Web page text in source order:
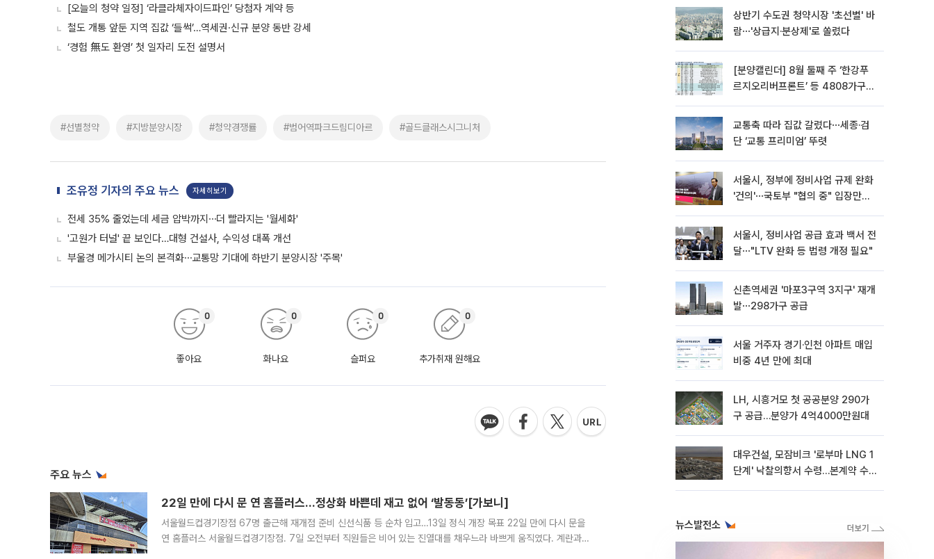
[오늘의 청약 일정] ‘라클라체자이드파인’ 당첨자 계약 등
철도 개통 앞둔 지역 집값 ‘들썩’…역세권·신규 분양 동반 강세
‘경험 無도 환영’ 첫 일자리 도전 설명서
#선별청약 #지방분양시장 #청약경쟁률 #범어역파크드림디아르 #골드클래스시그니처
조유정 기자의 주요 뉴스 자세히보기
전세 35% 줄었는데 세금 압박까지⋯더 빨라지는 '월세화'
'고원가 터널' 끝 보인다…대형 건설사, 수익성 대폭 개선
부울경 메가시티 논의 본격화⋯교통망 기대에 하반기 분양시장 '주목'
좋아요
0
화나요
0
슬퍼요
0
추가취재 원해요
0
주요 뉴스
22일 만에 다시 문 연 홈플러스…정상화 바쁜데 재고 없어 ‘발동동’[가보니]
서울월드컵경기장점 67명 출근해 재개점 준비 신선식품 등 순차 입고…13일 정식 개장 목표 22일 만에 다시 문을
연 홈플러스 서울월드컵경기장점. 7일 오전부터 직원들은 비어 있는 진열대를 채우느라 바쁘게 움직였다. 계란과
상반기 수도권 청약시장 '초선별' 바
람⋯'상급지·분상제'로 쏠렸다
[분양캘린더] 8월 둘째 주 ‘한강푸
르지오리버프론트’ 등 4808가구
교통축 따라 집값 갈렸다⋯세종·검
단 ‘교통 프리미엄’ 뚜렷
서울시, 정부에 정비사업 규제 완화
'건의'⋯국토부 "협의 중" 입장만
서울시, 정비사업 공급 효과 백서 전
달⋯"LTV 완화 등 법령 개정 필요"
신촌역세권 '마포3구역 3지구' 재개
발⋯298가구 공급
서울 거주자 경기·인천 아파트 매입
비중 4년 만에 최대
LH, 시흥거모 첫 공공분양 290가
구 공급…분양가 4억4000만원대
대우건설, 모잠비크 '로부마 LNG 1
단계' 낙찰의향서 수령…본계약 수
뉴스발전소